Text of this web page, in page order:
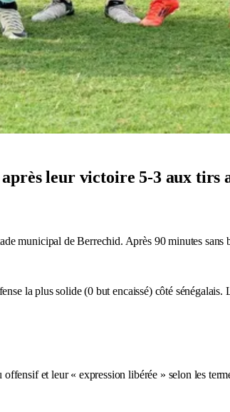
leur victoire 5-3 aux tirs
municipal de Berrechid. Après 90 minutes sans
la plus solide (0 but encaissé) côté sénégalais.
et leur « expression libérée » selon les